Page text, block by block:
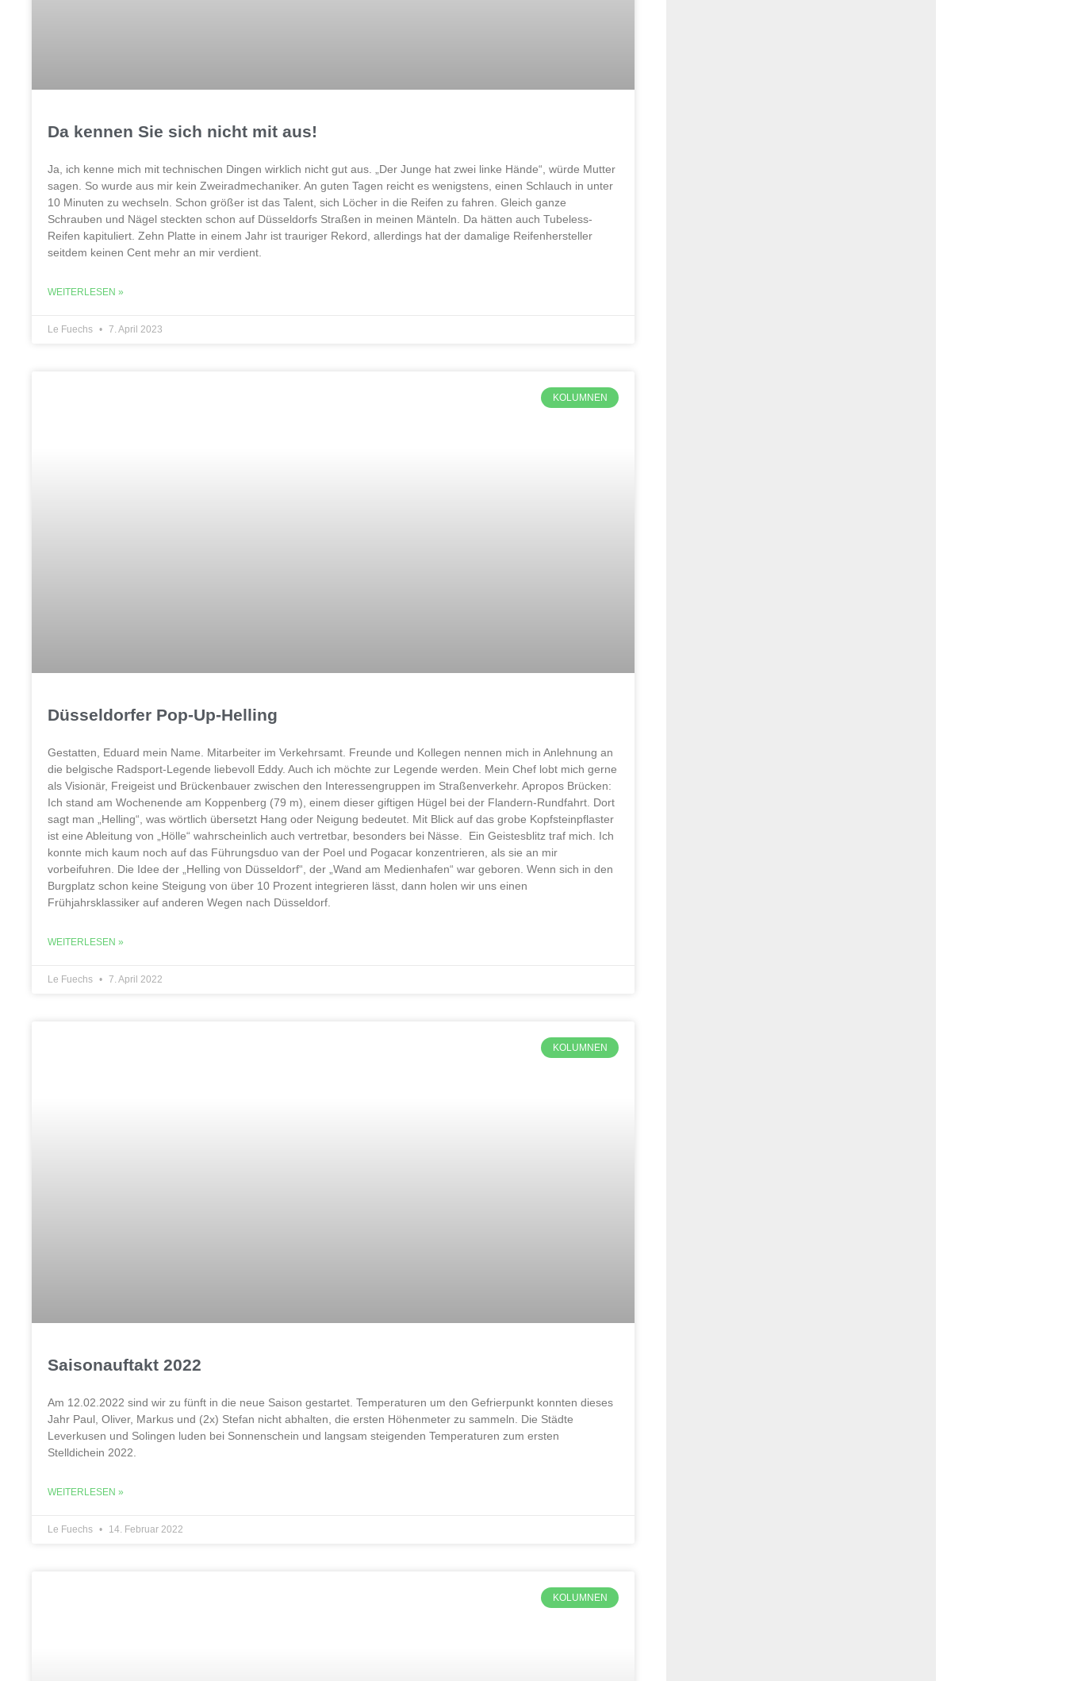
Da kennen Sie sich nicht mit aus!
Ja, ich kenne mich mit technischen Dingen wirklich nicht gut aus. „Der Junge hat zwei linke Hände“, würde Mutter
sagen. So wurde aus mir kein Zweiradmechaniker. An guten Tagen reicht es wenigstens, einen Schlauch in unter
10 Minuten zu wechseln. Schon größer ist das Talent, sich Löcher in die Reifen zu fahren. Gleich ganze
Schrauben und Nägel steckten schon auf Düsseldorfs Straßen in meinen Mänteln. Da hätten auch Tubeless-
Reifen kapituliert. Zehn Platte in einem Jahr ist trauriger Rekord, allerdings hat der damalige Reifenhersteller
seitdem keinen Cent mehr an mir verdient.
WEITERLESEN »
Le Fuechs 7. April 2023
KOLUMNEN
Düsseldorfer Pop-Up-Helling
Gestatten, Eduard mein Name. Mitarbeiter im Verkehrsamt. Freunde und Kollegen nennen mich in Anlehnung an
die belgische Radsport-Legende liebevoll Eddy. Auch ich möchte zur Legende werden. Mein Chef lobt mich gerne
als Visionär, Freigeist und Brückenbauer zwischen den Interessengruppen im Straßenverkehr. Apropos Brücken:
Ich stand am Wochenende am Koppenberg (79 m), einem dieser giftigen Hügel bei der Flandern-Rundfahrt. Dort
sagt man „Helling“, was wörtlich übersetzt Hang oder Neigung bedeutet. Mit Blick auf das grobe Kopfsteinpflaster
ist eine Ableitung von „Hölle“ wahrscheinlich auch vertretbar, besonders bei Nässe. Ein Geistesblitz traf mich. Ich
konnte mich kaum noch auf das Führungsduo van der Poel und Pogacar konzentrieren, als sie an mir
vorbeifuhren. Die Idee der „Helling von Düsseldorf“, der „Wand am Medienhafen“ war geboren. Wenn sich in den
Burgplatz schon keine Steigung von über 10 Prozent integrieren lässt, dann holen wir uns einen
Frühjahrsklassiker auf anderen Wegen nach Düsseldorf.
WEITERLESEN »
Le Fuechs 7. April 2022
KOLUMNEN
Saisonauftakt 2022
Am 12.02.2022 sind wir zu fünft in die neue Saison gestartet. Temperaturen um den Gefrierpunkt konnten dieses
Jahr Paul, Oliver, Markus und (2x) Stefan nicht abhalten, die ersten Höhenmeter zu sammeln. Die Städte
Leverkusen und Solingen luden bei Sonnenschein und langsam steigenden Temperaturen zum ersten
Stelldichein 2022.
WEITERLESEN »
Le Fuechs 14. Februar 2022
KOLUMNEN